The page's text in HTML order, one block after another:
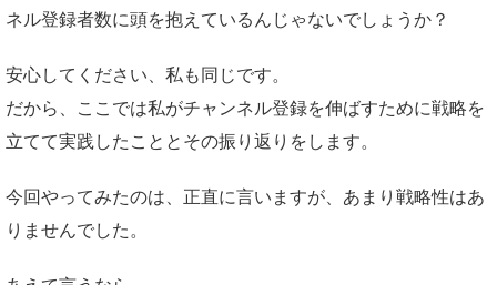
ネル登録者数に頭を抱えているんじゃないでしょうか？
安心してください、私も同じです。
だから、ここでは私がチャンネル登録を伸ばすために戦略を
立てて実践したこととその振り返りをします。
今回やってみたのは、正直に言いますが、あまり戦略性はあ
りませんでした。